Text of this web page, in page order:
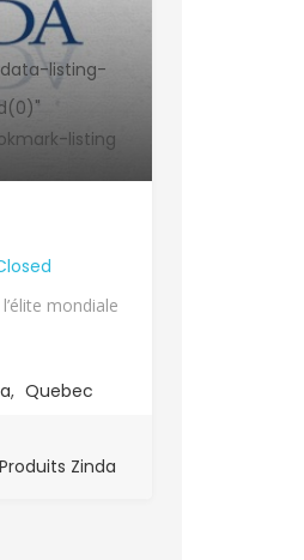
listing-
listing
mondiale
, Quebec
Zinda